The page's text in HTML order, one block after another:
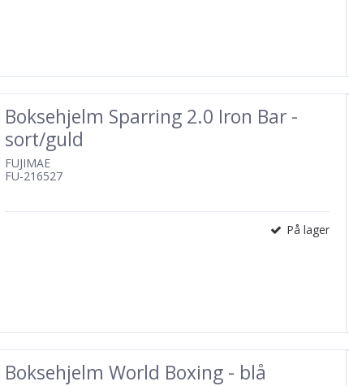
Boksehjelm Sparring 2.0 Iron Bar -
sort/guld
FUJIMAE
FU-216527
På lager
Boksehjelm World Boxing - blå